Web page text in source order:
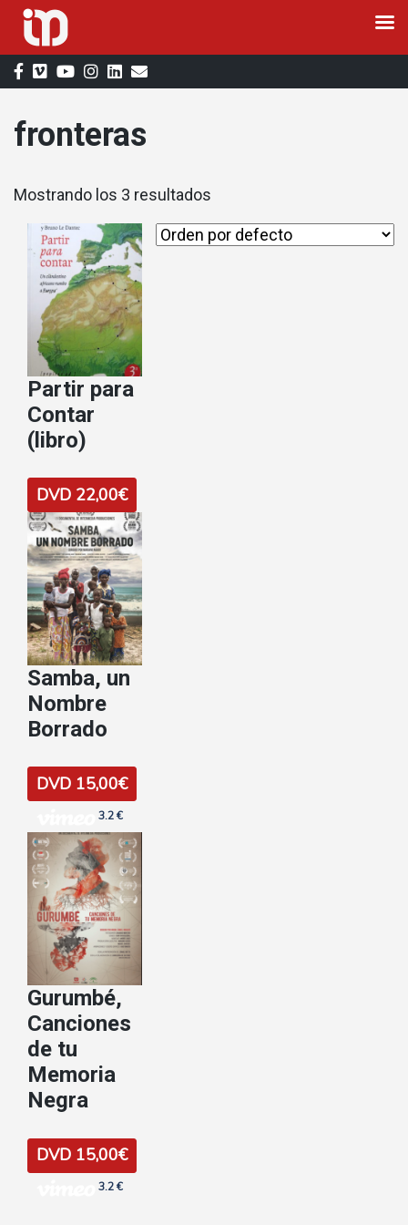
Saltar
al
fronteras
Mostrando los 3 resultados
Partir para
Contar
(libro)
DVD 22,00€
Samba, un
Nombre
Borrado
DVD 15,00€
3.2 €
Gurumbé,
Canciones
de tu
Memoria
Negra
DVD 15,00€
3.2 €